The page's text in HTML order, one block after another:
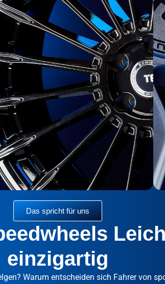
Das spricht für uns
einzigartig
Warum entscheiden sich Fahrer von